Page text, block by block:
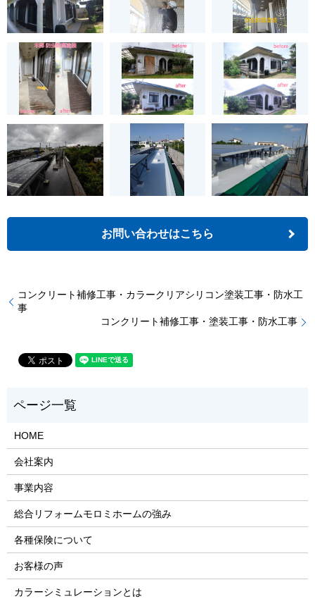
お問い合わせはこちら
コンクリート補修工事・カラークリアシリコン塗装工事・防水工
事
コンクリート補修工事・塗装工事・防水工事
HOME
会社案内
事業内容
総合リフォームモロミホームの強み
各種保険について
お客様の声
カラーシミュレーションとは